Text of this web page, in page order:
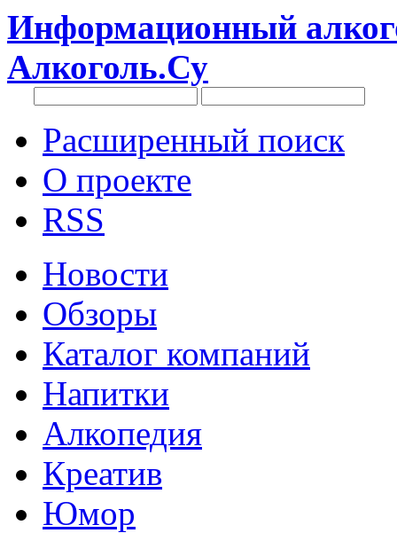
Информационный
Алкоголь.Су
Расширенный поиск
О проекте
RSS
Новости
Обзоры
Каталог компаний
Напитки
Алкопедия
Креатив
Юмор